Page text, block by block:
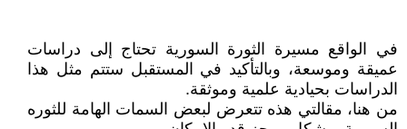
في الواقع مسيرة الثورة السورية تحتاج إلى دراسات
عميقة وموسعة، وبالتأكيد في المستقبل ستتم مثل هذا
الدراسات بحيادية علمية وموثقة.
من هنا، مقالتي هذه تتعرض لبعض السمات الهامة للثوره